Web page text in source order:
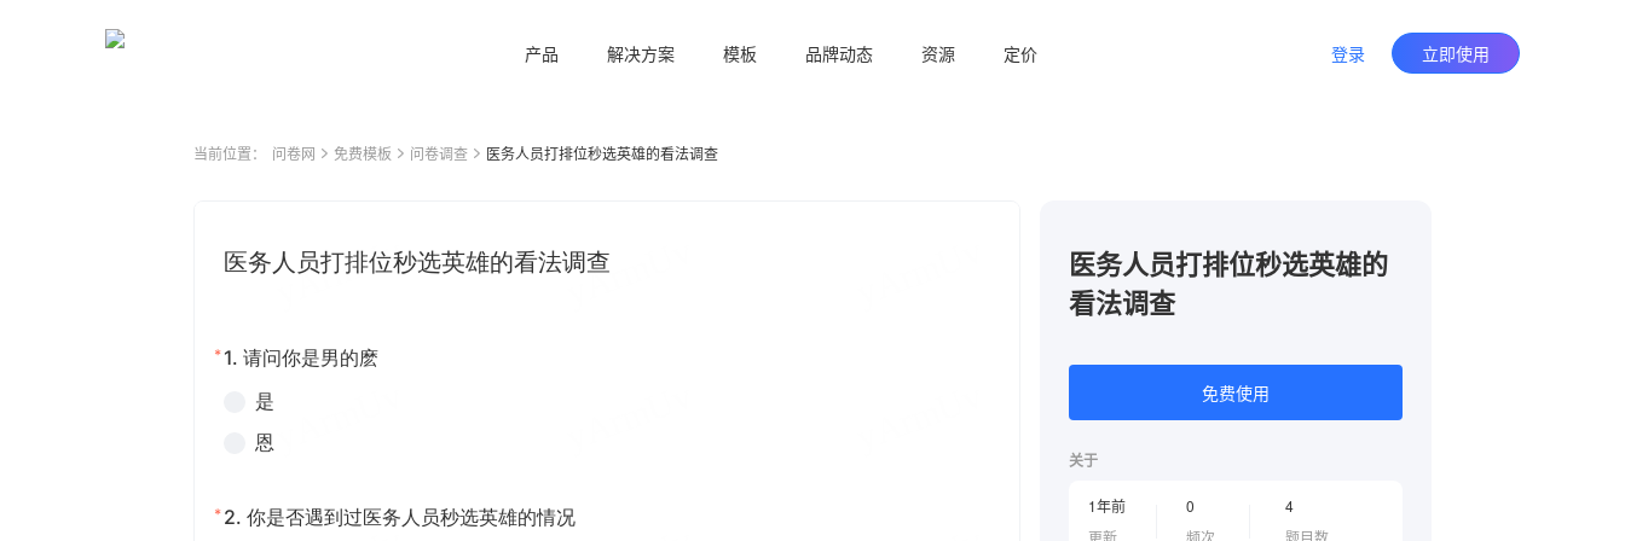
产品 解决方案 模板 品牌动态 资源 定价 登录 立即使用
当前位置： 问卷网 免费模板 问卷调查 医务人员打排位秒选英雄的看法调查
医务人员打排位秒选英雄的
看法调查
免费使用
关于
1年前
更新
0
频次
4
题目数